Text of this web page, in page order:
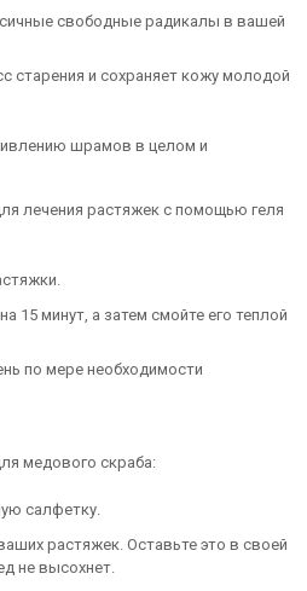
свободные радикалы в вашей
старения и сохраняет кожу молодой
шрамов в целом и
лечения растяжек с помощью геля
15 минут, а затем смойте его теплой
по мере необходимости
медового скраба:
салфетку.
растяжек. Оставьте это в своей
не высохнет.